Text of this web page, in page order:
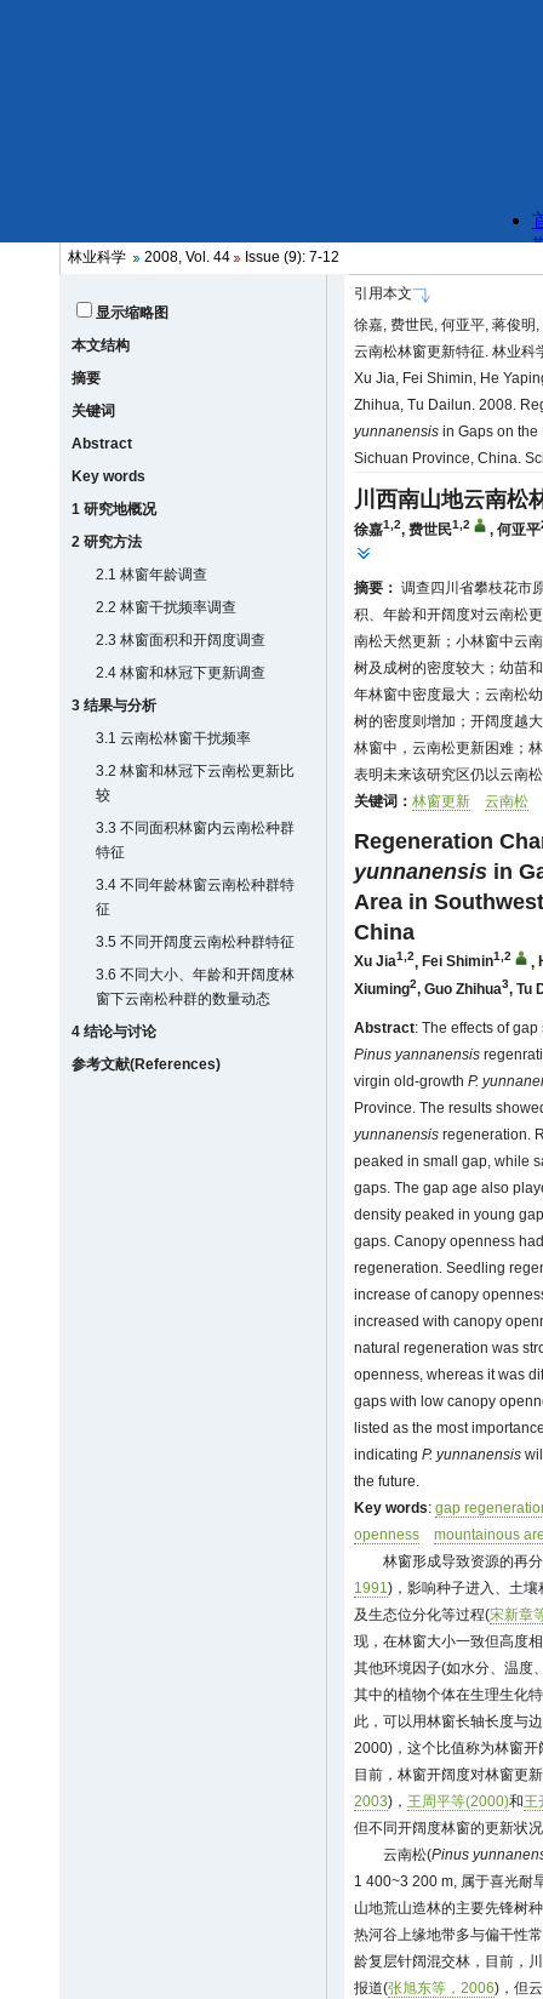
林业科学 2008, Vol. 44 Issue (9): 7-12
显示缩略图
本文结构
摘要
关键词
Abstract
Key words
1 研究地概况
2 研究方法
2.1 林窗年龄调查
2.2 林窗干扰频率调查
2.3 林窗面积和开阔度调查
2.4 林窗和林冠下更新调查
3 结果与分析
3.1 云南松林窗干扰频率
3.2 林窗和林冠下云南松更新比
较
3.3 不同面积林窗内云南松种群
特征
3.4 不同年龄林窗云南松种群特
征
3.5 不同开阔度云南松种群特征
3.6 不同大小、年龄和开阔度林
窗下云南松种群的数量动态
4 结论与讨论
参考文献(References)
引用本文
徐嘉, 费世民, 何亚平, 蒋俊明
云南松林窗更新特征. 林业科
Xu Jia, Fei Shimin, He
Zhihua, Tu Dailun. 2008.
yunnanensis in Gaps on the
Sichuan Province, China.
川西南山地云南松
徐嘉1,2, 费世民1,2 , 何亚平
摘要： 调查四川省攀枝花市
积、年龄和开阔度对云南松
南松天然更新；小林窗中云
树及成树的密度较大；幼苗
年林窗中密度最大；云南松
树的密度则增加；开阔度越
林窗中，云南松更新困难；
表明未来该研究区仍以云南
关键词： 林窗更新 云南松
Regeneration
yunnanensis in
Area in
China
Xu Jia1,2, Fei Shimin1,2 ,
Xiuming2, Guo Zhihua3, Tu
Abstract: The effects of
Pinus yannanensis
virgin old-growth P.
Province. The results
yunnanensis regeneration.
peaked in small gap, while
gaps. The gap age also
density peaked in young
gaps. Canopy openness
regeneration. Seedling
increase of canopy
increased with canopy
natural regeneration was
openness, whereas it was
gaps with low canopy
listed as the most
indicating P. yunnanensis
the future.
Key words: gap
openness
mountainous
林窗形成导致资源的再
1991)，影响种子进入、土
及生态位分化等过程(宋新章
现，在林窗大小一致但高度
其他环境因子(如水分、温度
其中的植物个体在生理生化
此，可以用林窗长轴长度与
2000)，这个比值称为林窗
目前，林窗开阔度对林窗更
2003)， 王周平等(2000)和王
但不同开阔度林窗的更新状
云南松(Pinus
1 400~3 200 m, 属于喜光耐
山地荒山造林的主要先锋树
热河谷上缘地带多与偏干性
龄复层针阔混交林，目前，
报道(张旭东等，2006)，但